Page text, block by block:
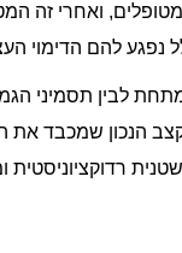
ואחרי
נפגע להם הדימוי
לבין תסמיני
הנכון שמכבד את